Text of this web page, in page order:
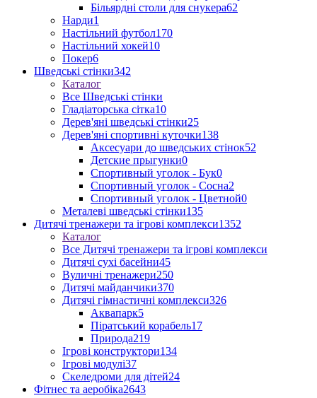
Більярдні столи для снукера62
Нарди1
Настільний футбол170
Настільний хокей10
Покер6
Шведські стінки342
Каталог
Все Шведські стінки
Гладіаторська сітка10
Дерев'яні шведські стінки25
Дерев'яні спортивні куточки138
Аксесуари до шведських стінок52
Детские прыгунки0
Спортивный уголок - Бук0
Спортивный уголок - Сосна2
Спортивный уголок - Цветной0
Металеві шведські стінки135
Дитячі тренажери та ігрові комплекси1352
Каталог
Все Дитячі тренажери та ігрові комплекси
Дитячі сухі басейни45
Вуличні тренажери250
Дитячі майданчики370
Дитячі гімнастичні комплекси326
Аквапарк5
Піратський корабель17
Природа219
Ігрові конструктори134
Ігрові модулі37
Скеледроми для дітей24
Фітнес та аеробіка2643